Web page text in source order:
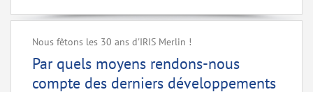
Nous fêtons les 30 ans d'IRIS Merlin !
Par quels moyens rendons-nous
compte des derniers développements